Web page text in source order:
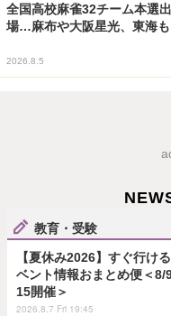
全国高校麻雀32チーム本選出
場…麻布や大阪星光、東海も
2026.8.5
教育・受験
【夏休み2026】すぐ行け
ベント情報おまとめ便＜8/
15開催＞
2026.8.7 Fri 19:45